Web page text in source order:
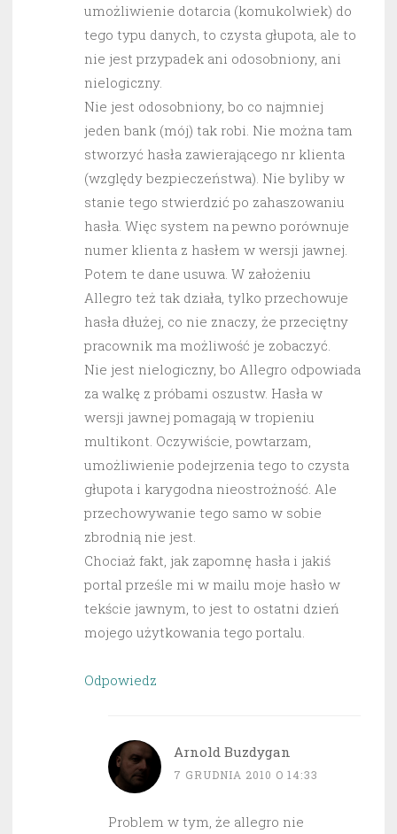
umożliwienie dotarcia (komukolwiek) do
tego typu danych, to czysta głupota, ale to
nie jest przypadek ani odosobniony, ani
nielogiczny.
Nie jest odosobniony, bo co najmniej
jeden bank (mój) tak robi. Nie można tam
stworzyć hasła zawierającego nr klienta
(względy bezpieczeństwa). Nie byliby w
stanie tego stwierdzić po zahaszowaniu
hasła. Więc system na pewno porównuje
numer klienta z hasłem w wersji jawnej.
Potem te dane usuwa. W założeniu
Allegro też tak działa, tylko przechowuje
hasła dłużej, co nie znaczy, że przeciętny
pracownik ma możliwość je zobaczyć.
Nie jest nielogiczny, bo Allegro odpowiada
za walkę z próbami oszustw. Hasła w
wersji jawnej pomagają w tropieniu
multikont. Oczywiście, powtarzam,
umożliwienie podejrzenia tego to czysta
głupota i karygodna nieostrożność. Ale
przechowywanie tego samo w sobie
zbrodnią nie jest.
Chociaż fakt, jak zapomnę hasła i jakiś
portal prześle mi w mailu moje hasło w
tekście jawnym, to jest to ostatni dzień
mojego użytkowania tego portalu.
Odpowiedz
Arnold Buzdygan
7 GRUDNIA 2010 O 14:33
Problem w tym, że allegro nie